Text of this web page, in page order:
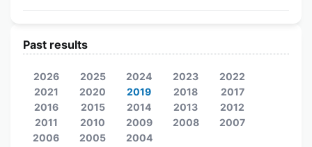
Past results
2026 2025 2024 2023
2022
2021
2020 2019 2018
2017
2016
2015 2014 2013
2012
2011
2010 2009 2008
2007
2006
2005 2004